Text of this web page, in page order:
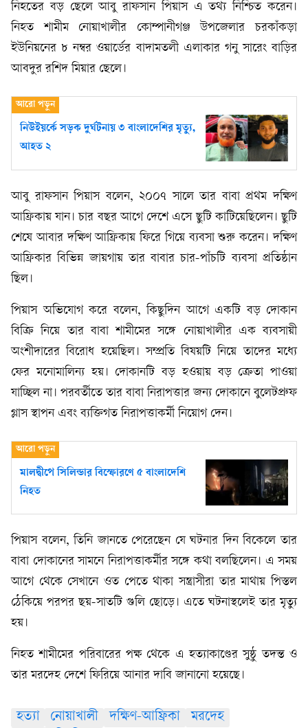
নিহতের বড় ছেলে আবু রাফসান পিয়াস এ তথ্য নিশ্চিত করেন।
নিহত শামীম নোয়াখালীর কোম্পানীগঞ্জ উপজেলার চরকাঁকড়া
ইউনিয়নের ৮ নম্বর ওয়ার্ডের বাদামতলী এলাকার গনু সারেং বাড়ির
আবদুর রশিদ মিয়ার ছেলে।
নিউইয়র্কে সড়ক দুর্ঘটনায় ৩ বাংলাদেশির মৃত্যু,
আহত ২
আবু রাফসান পিয়াস বলেন, ২০০৭ সালে তার বাবা প্রথম দক্ষিণ
আফ্রিকায় যান। চার বছর আগে দেশে এসে ছুটি কাটিয়েছিলেন। ছুটি
শেষে আবার দক্ষিণ আফ্রিকায় ফিরে গিয়ে ব্যবসা শুরু করেন। দক্ষিণ
আফ্রিকার বিভিন্ন জায়গায় তার বাবার চার-পাঁচটি ব্যবসা প্রতিষ্ঠান
ছিল।
পিয়াস অভিযোগ করে বলেন, কিছুদিন আগে একটি বড় দোকান
বিক্রি নিয়ে তার বাবা শামীমের সঙ্গে নোয়াখালীর এক ব্যবসায়ী
অংশীদারের বিরোধ হয়েছিল। সম্প্রতি বিষয়টি নিয়ে তাদের মধ্যে
ফের মনোমালিন্য হয়। দোকানটি বড় হওয়ায় বড় ক্রেতা পাওয়া
যাচ্ছিল না। পরবর্তীতে তার বাবা নিরাপত্তার জন্য দোকানে বুলেটপ্রুফ
গ্লাস স্থাপন এবং ব্যক্তিগত নিরাপত্তাকর্মী নিয়োগ দেন।
মালদ্বীপে সিলিন্ডার বিস্ফোরণে ৫ বাংলাদেশি
নিহত
পিয়াস বলেন, তিনি জানতে পেরেছেন যে ঘটনার দিন বিকেলে তার
বাবা দোকানের সামনে নিরাপত্তাকর্মীর সঙ্গে কথা বলছিলেন। এ সময়
আগে থেকে সেখানে ওত পেতে থাকা সন্ত্রাসীরা তার মাথায় পিস্তল
ঠেকিয়ে পরপর ছয়-সাতটি গুলি ছোড়ে। এতে ঘটনাস্থলেই তার মৃত্যু
হয়।
নিহত শামীমের পরিবারের পক্ষ থেকে এ হত্যাকাণ্ডের সুষ্ঠু তদন্ত ও
তার মরদেহ দেশে ফিরিয়ে আনার দাবি জানানো হয়েছে।
হত্যা নোয়াখালী দক্ষিণ-আফ্রিকা
মরদেহ